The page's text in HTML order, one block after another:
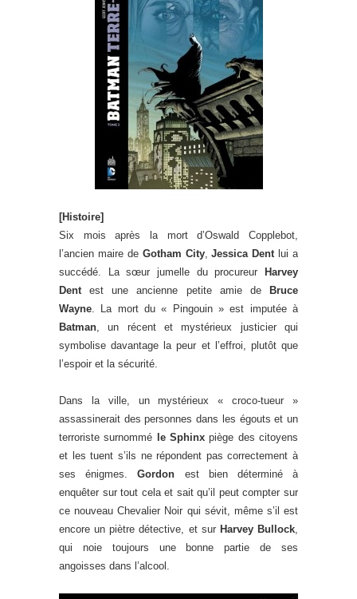
[Histoire]
Six mois après la mort d’Oswald Copplebot,
l’ancien maire de Gotham City,Jessica Dentlui a
succédé. La sœur jumelle du procureur
Harvey
Dentest une ancienne petite amie de
Bruce
Wayne. La mort du « Pingouin » est imputée à
Batman, un récent et mystérieux justicier qui
symbolise davantage la peur et l’effroi, plutôt que
l’espoir et la sécurité.
Dans la ville, un mystérieux « croco-tueur »
assassinerait des personnes dans les égouts et un
terroriste surnommé
le Sphinx piège des citoyens
et les tuent s’ils ne répondent pas correctement à
ses énigmes.Gordon est bien déterminé à
enquêter sur tout cela et sait qu’il peut compter sur
ce nouveau Chevalier Noir qui sévit, même s’il est
encore un piètre détective, et sur Harvey Bullock,
qui noie toujours une bonne partie de ses
angoisses dans l’alcool.